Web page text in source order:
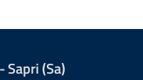
Sapri (Sa)